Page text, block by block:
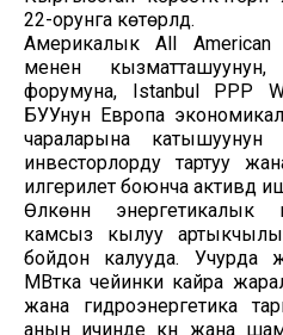
22-орунга көтөрүлдү.
Америкалык All American
менен
форумуна, Istanbul PPP
БУУнун Европа
чараларына
инвесторлорду тартуу
илгерилетүү боюнча активдүү
Өлкөнүн
камсыз кылуу
бойдон калууда. Учурда
МВтка чейинки кайра
жана гидроэнергетика
анын ичинде күн жана